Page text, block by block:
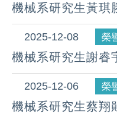
機械系研究生黃琪
師)參加「2025中
屆全國學術研討會
「佳作」。
2025-12-08 榮
機械系研究生謝睿
師)參加「2025中
屆全國學術研討會
「佳作」。
2025-12-06 榮
機械系研究生蔡翔